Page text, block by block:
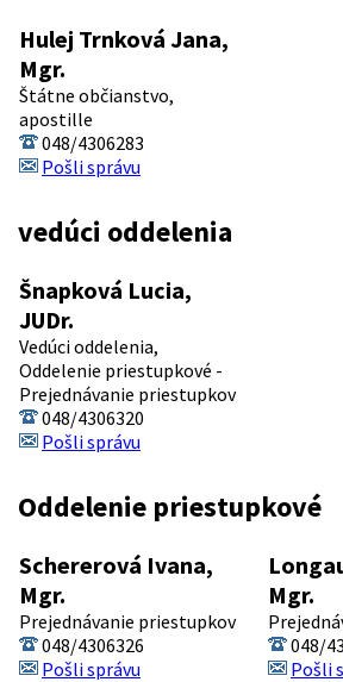
Hulej Trnková Jana,
Mgr.
Štátne občianstvo,
apostille
048/4306283
Pošli správu
vedúci oddelenia
Šnapková Lucia,
JUDr.
Vedúci oddelenia,
Oddelenie priestupkové -
Prejednávanie priestupkov
048/4306320
Pošli správu
Oddelenie priestupkové
Schererová Ivana,
Mgr.
Prejednávanie priestupkov
048/4306326
Pošli správu
Mgr.
048/
Pošli